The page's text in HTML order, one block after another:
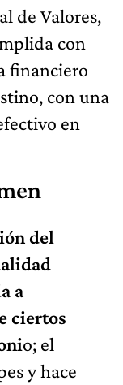
de Valores,
con
financiero
con una
en
del
a
ciertos
o; el
y hace